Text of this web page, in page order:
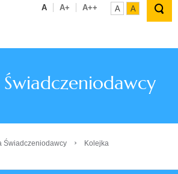
A A+ A++ A A
Świadczeniodawcy
Świadczeniodawcy ›
Kolejka